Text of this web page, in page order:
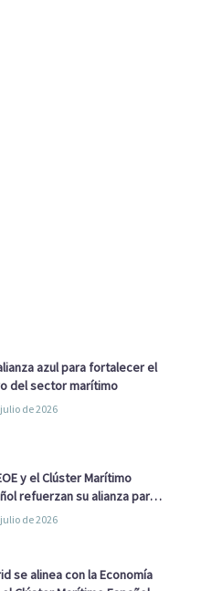
azul para fortalecer el
del sector marítimo
de 2026
y el Clúster Marítimo
refuerzan su alianza para
una estrategia Nacional
de 2026
se alinea con la Economía